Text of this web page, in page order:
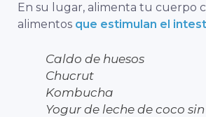
En su lugar, alimenta tu cuerpo
alimentos que estimulan el
Caldo de huesos
Chucrut
Kombucha
Yogur de leche de coco